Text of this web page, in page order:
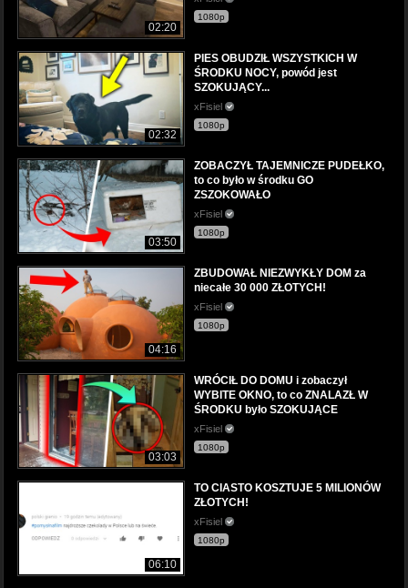
02:20
1080p
02:32
PIES OBUDZIŁ WSZYSTKICH W
ŚRODKU NOCY, powód jest
SZOKUJĄCY...
xFisiel
1080p
03:50
ZOBACZYŁ TAJEMNICZE PUDEŁKO,
to co było w środku GO
ZSZOKOWAŁO
xFisiel
1080p
04:16
ZBUDOWAŁ NIEZWYKŁY DOM za
niecałe 30 000 ZŁOTYCH!
xFisiel
1080p
03:03
WRÓCIŁ DO DOMU i zobaczył
WYBITE OKNO, to co ZNALAZŁ W
ŚRODKU było SZOKUJĄCE
xFisiel
1080p
06:10
TO CIASTO KOSZTUJE 5 MILIONÓW
ZŁOTYCH!
xFisiel
1080p